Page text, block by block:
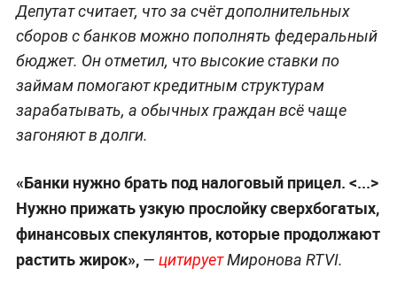
Депутат считает, что за счёт дополнительных
сборов с банков можно пополнять федеральный
бюджет. Он отметил, что высокие ставки по
займам помогают кредитным структурам
зарабатывать, а обычных граждан всё чаще
загоняют в долги.
«Банки нужно брать под налоговый прицел. <...>
Нужно прижать узкую прослойку сверхбогатых,
финансовых спекулянтов, которые продолжают
растить жирок», — цитируетМиронова RTVI.